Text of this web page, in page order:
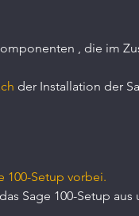
, die im
der Installation der
100-Setup vorbei.
Sage 100-Setup aus